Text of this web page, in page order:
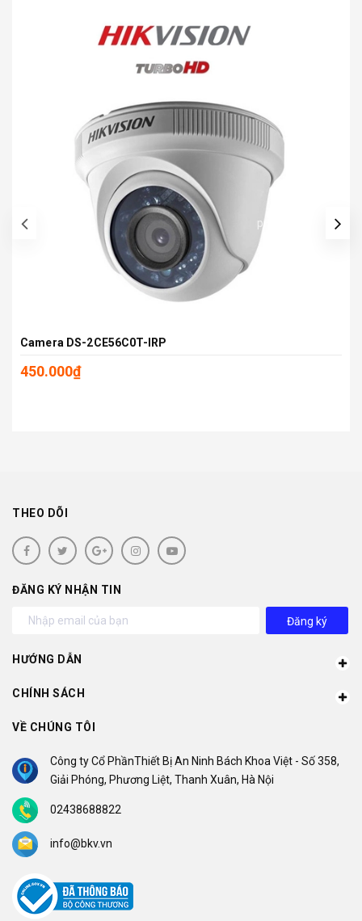
Camera DS-2CE56C0T-IRP
450.000₫
prev
THEO DÕI
ĐĂNG KÝ NHẬN TIN
Đăng ký
HƯỚNG DẪN
CHÍNH SÁCH
VỀ CHÚNG TÔI
Công ty Cổ PhầnThiết Bị An Ninh Bách Khoa Việt - Số 358,
Giải Phóng, Phương Liệt, Thanh Xuân, Hà Nội
02438688822
info@bkv.vn